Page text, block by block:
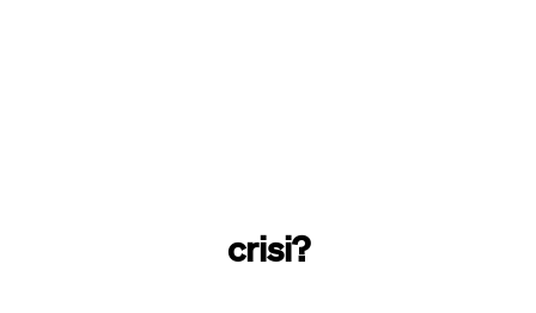
crisi?